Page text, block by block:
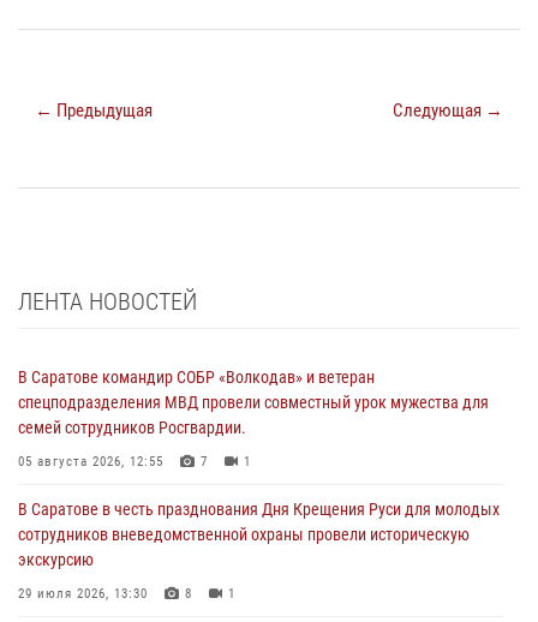
← Предыдущая Следующая →
ЛЕНТА НОВОСТЕЙ
В Саратове командир СОБР «Волкодав» и ветеран
спецподразделения МВД провели совместный урок мужества для
семей сотрудников Росгвардии.
05 августа 2026, 12:55 7 1
В Саратове в честь празднования Дня Крещения Руси для молодых
сотрудников вневедомственной охраны провели историческую
экскурсию
29 июля 2026, 13:30 8 1